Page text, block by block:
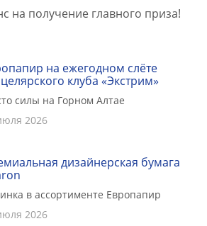
на получение главного приза!
на ежегодном слёте
клуба «Экстрим»
силы на Горном Алтае
2026
дизайнерская бумага
в ассортименте Европапир
2026